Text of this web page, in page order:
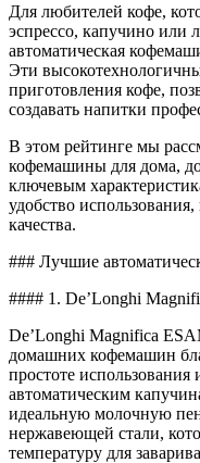
Для любителей кофе,
эспрессо, капучино или
автоматическая
Эти
приготовления кофе,
создавать напитки
В этом рейтинге мы
кофемашины для дома,
ключевым
удобство
качества.
### Лучшие
#### 1. De’Longhi
De’Longhi Magnifica
домашних кофемашин
простоте
автоматическим
идеальную молочную
нержавеющей стали,
температуру для